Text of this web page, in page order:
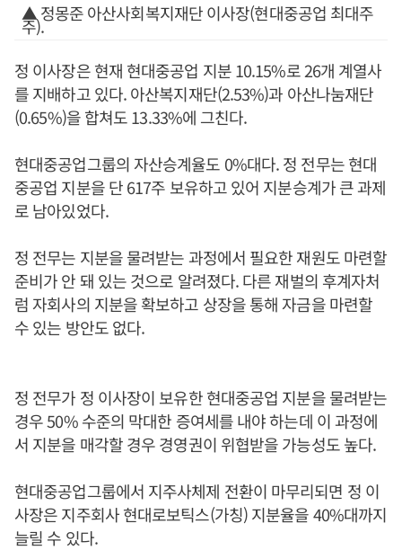
▲ 정몽준 아산사회복지재단 이사장(현대중공업 최대주
주).
정 이사장은 현재 현대중공업 지분 10.15%로 26개 계열사
를 지배하고 있다. 아산복지재단(2.53%)과 아산나눔재단
(0.65%)을 합쳐도 13.33%에 그친다.
현대중공업그룹의 자산승계율도 0%대다. 정 전무는 현대
중공업 지분을 단 617주 보유하고 있어 지분승계가 큰 과제
로 남아있었다.
정 전무는 지분을 물려받는 과정에서 필요한 재원도 마련할
준비가 안 돼 있는 것으로 알려졌다. 다른 재벌의 후계자처
럼 자회사의 지분을 확보하고 상장을 통해 자금을 마련할
수 있는 방안도 없다.
정 전무가 정 이사장이 보유한 현대중공업 지분을 물려받는
경우 50% 수준의 막대한 증여세를 내야 하는데 이 과정에
서 지분을 매각할 경우 경영권이 위협받을 가능성도 높다.
현대중공업그룹에서 지주사체제 전환이 마무리되면 정 이
사장은 지주회사 현대로보틱스(가칭) 지분율을 40%대까지
늘릴 수 있다.